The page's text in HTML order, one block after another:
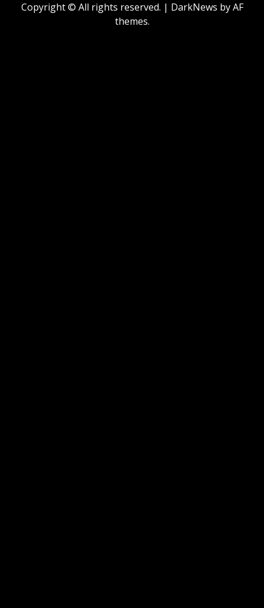
Copyright © All rights reserved. | DarkNews by AF
themes.